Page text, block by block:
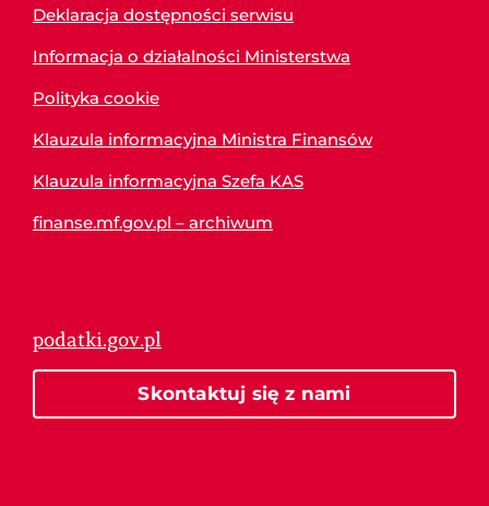
Deklaracja dostępności serwisu
Informacja o działalności Ministerstwa
Polityka cookie
Klauzula informacyjna Ministra Finansów
Klauzula informacyjna Szefa KAS
finanse.mf.gov.pl – archiwum
podatki.gov.pl
Skontaktuj się z nami